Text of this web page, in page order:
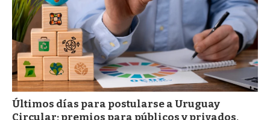
Últimos días para postularse a Uruguay
Circular; premios para públicos y privados,